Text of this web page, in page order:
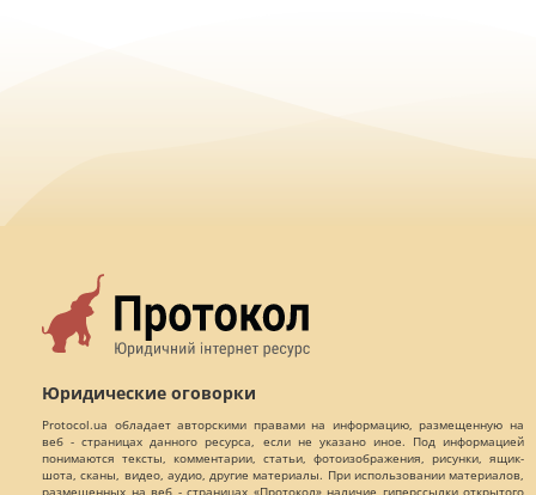
Юридические оговорки
Protocol.ua обладает авторскими правами на информацию, размещенную на
веб - страницах данного ресурса, если не указано иное. Под информацией
понимаются тексты, комментарии, статьи, фотоизображения, рисунки, ящик-
шота, сканы, видео, аудио, другие материалы. При использовании материалов,
размещенных на веб - страницах «Протокол» наличие гиперссылки открытого